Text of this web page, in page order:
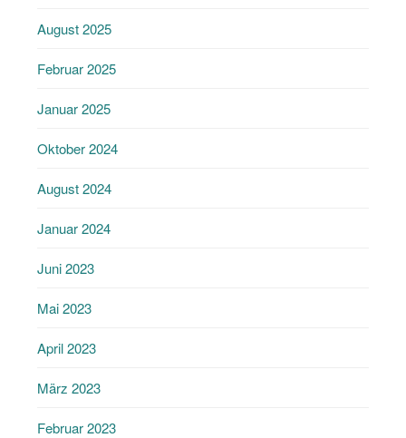
August 2025
Februar 2025
Januar 2025
Oktober 2024
August 2024
Januar 2024
Juni 2023
Mai 2023
April 2023
März 2023
Februar 2023